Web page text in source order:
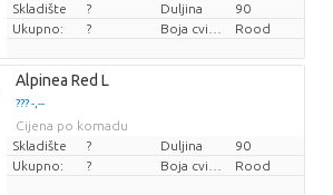
Skladište
? Duljina
90
Ukupno:
? Rood
Alpinea Red L
??? -,--
Cijena po komadu
Skladište
? Duljina
90
Ukupno:
? Rood